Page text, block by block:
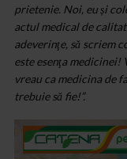
prietenie. Noi, eu și
actul medical de
adeverinţe, să scriem
este esenţa medicinei!
vreau ca medicina de
trebuie să fie!”.